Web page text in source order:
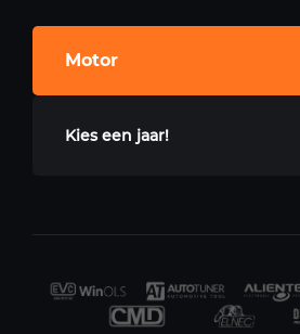
Motor
Kies een jaar!